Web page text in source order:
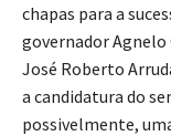
chapas para a
governador
José Roberto
a candidatura do
possivelmente,